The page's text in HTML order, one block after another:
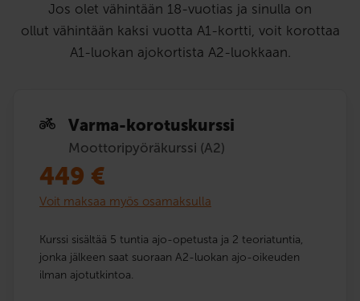
Jos olet vähintään 18-vuotias ja sinulla on
ollut vähintään kaksi vuotta A1-kortti, voit korottaa
A1-luokan ajokortista A2-luokkaan.
Varma-korotuskurssi
Moottoripyöräkurssi (A2)
449 €
Voit maksaa myös osamaksulla
Kurssi sisältää 5 tuntia ajo-opetusta ja 2 teoriatuntia,
jonka jälkeen saat suoraan A2-luokan ajo-oikeuden
ilman ajotutkintoa.